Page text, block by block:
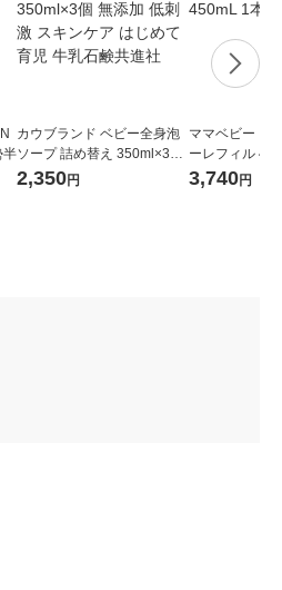
半
カウブランド ベビー全身泡
ソープ 詰め替え 350ml×3個
無添加 低刺激 スキンケア は
2,350円
ママベビー コ
ーレフィル
3,740円